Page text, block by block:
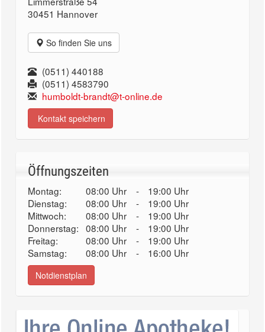
30451 Hannover
So finden Sie uns
(0511) 440188
(0511) 4583790
humboldt-brandt@t-online.de
Kontakt speichern
Öffnungszeiten
Montag: 08:00 Uhr -
19:00 Uhr
Dienstag:
08:00 Uhr -
19:00 Uhr
Mittwoch:
08:00 Uhr -
19:00 Uhr
Donnerstag: 08:00 Uhr -
19:00 Uhr
Freitag:
08:00 Uhr -
19:00 Uhr
Samstag:
08:00 Uhr - 16:00 Uhr
Notdienstplan